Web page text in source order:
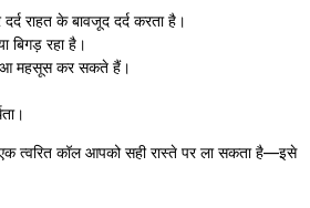
राहत के बावजूद दर्द करता है।
बिगड़ रहा है।
महसूस कर सकते हैं।
एक त्वरित कॉल आपको सही रास्ते पर ला सकता है—इसे